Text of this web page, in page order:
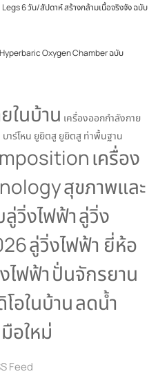
6 วัน/สัปดาห์ สร้างกล้ามเนื้อจริงจัง ฉบับ
Hyperbaric Oxygen Chamber ฉบับ
ในบ้าน เครื่องออกกำลังกาย
บาร์โหน ยูยิตสู ยูยิตสู ท่าพื้นฐาน
เครื่อง
สุขภาพและ
วิ่งไฟฟ้าลู่วิ่ง
ลู่วิ่งไฟฟ้า ยี่ห้อ
ไฟฟ้าปั่นจักรยาน
โอในบ้านลดน้ำ
อใหม่
Feed